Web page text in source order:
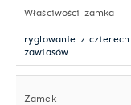
Właściwości zamka
ryglowanie z
zawiasów
Zamek